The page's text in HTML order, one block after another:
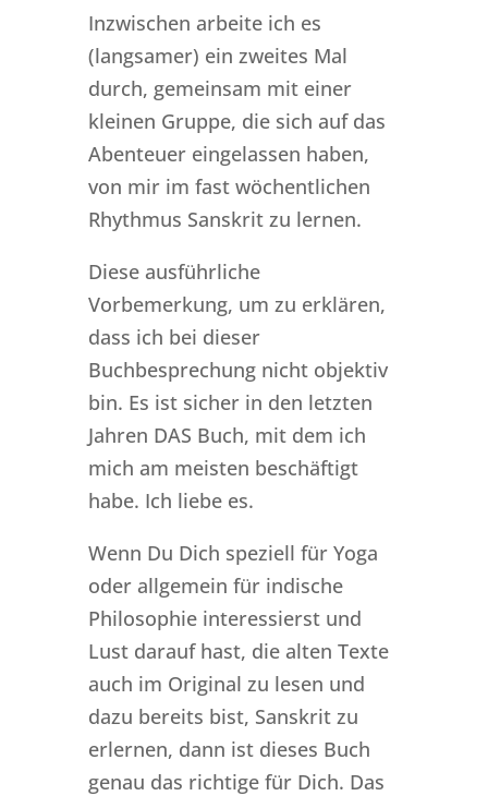
Inzwischen arbeite ich es
(langsamer) ein zweites Mal
durch, gemeinsam mit einer
kleinen Gruppe, die sich auf das
Abenteuer eingelassen haben,
von mir im fast wöchentlichen
Rhythmus Sanskrit zu lernen.
Diese ausführliche
Vorbemerkung, um zu erklären,
dass ich bei dieser
Buchbesprechung nicht objektiv
bin. Es ist sicher in den letzten
Jahren DAS Buch, mit dem ich
mich am meisten beschäftigt
habe. Ich liebe es.
Wenn Du Dich speziell für Yoga
oder allgemein für indische
Philosophie interessierst und
Lust darauf hast, die alten Texte
auch im Original zu lesen und
dazu bereits bist, Sanskrit zu
erlernen, dann ist dieses Buch
genau das richtige für Dich. Das